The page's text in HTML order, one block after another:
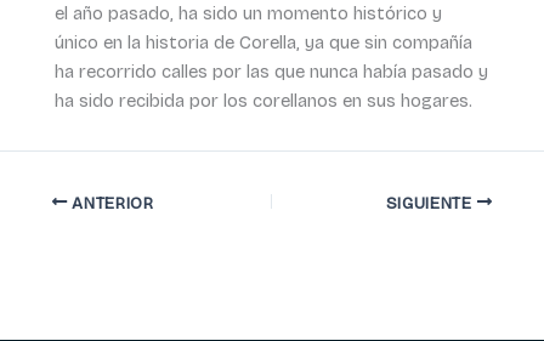
el año pasado, ha sido un momento histórico y
único en la historia de Corella, ya que sin compañía
ha recorrido calles por las que nunca había pasado y
ha sido recibida por los corellanos en sus hogares.
ANTERIOR SIGUIENTE